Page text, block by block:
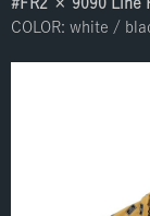
COLOR: white /